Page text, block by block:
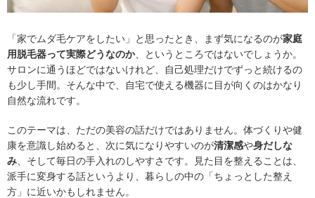
「家でムダ毛ケアをしたい」と思ったとき、まず気になるのが家庭
用脱毛器って実際どうなのか、というところではないでしょうか。
サロンに通うほどではないけれど、自己処理だけでずっと続けるの
も少し手間。そんな中で、自宅で使える機器に目が向くのはかなり
自然な流れです。
このテーマは、ただの美容の話だけではありません。体づくりや健
康を意識し始めると、次に気になりやすいのが清潔感や身だしな
み 、そして毎日の手入れのしやすさです。見た目を整えることは、
派手に変身する話というより、暮らしの中の「ちょっとした整え
方」に近いかもしれません。